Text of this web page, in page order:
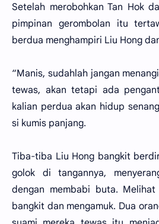
Setelah merobohkan Tan Hok
pimpinan gerombolan itu
berdua menghampiri Liu Hong
“Manis, sudahlah jangan
tewas, akan tetapi ada
kalian perdua akan hidup
si kumis panjang.
Tiba-tiba Liu Hong bangkit
golok di tangannya,
dengan membabi buta.
bangkit dan mengamuk. Dua